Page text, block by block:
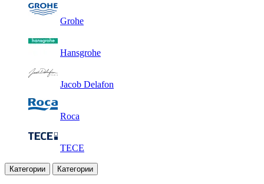
Grohe
Hansgrohe
Jacob Delafon
Roca
TECE
Категории Категории